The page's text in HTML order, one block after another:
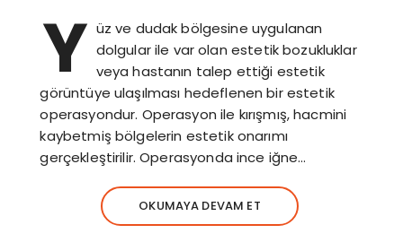
Y üz ve dudak bölgesine uygulanan
dolgular ile var olan estetik bozukluklar
veya hastanın talep ettiği estetik
görüntüye ulaşılması hedeflenen bir estetik
operasyondur. Operasyon ile kırışmış, hacmini
kaybetmiş bölgelerin estetik onarımı
gerçekleştirilir. Operasyonda ince iğne…
OKUMAYA DEVAM ET